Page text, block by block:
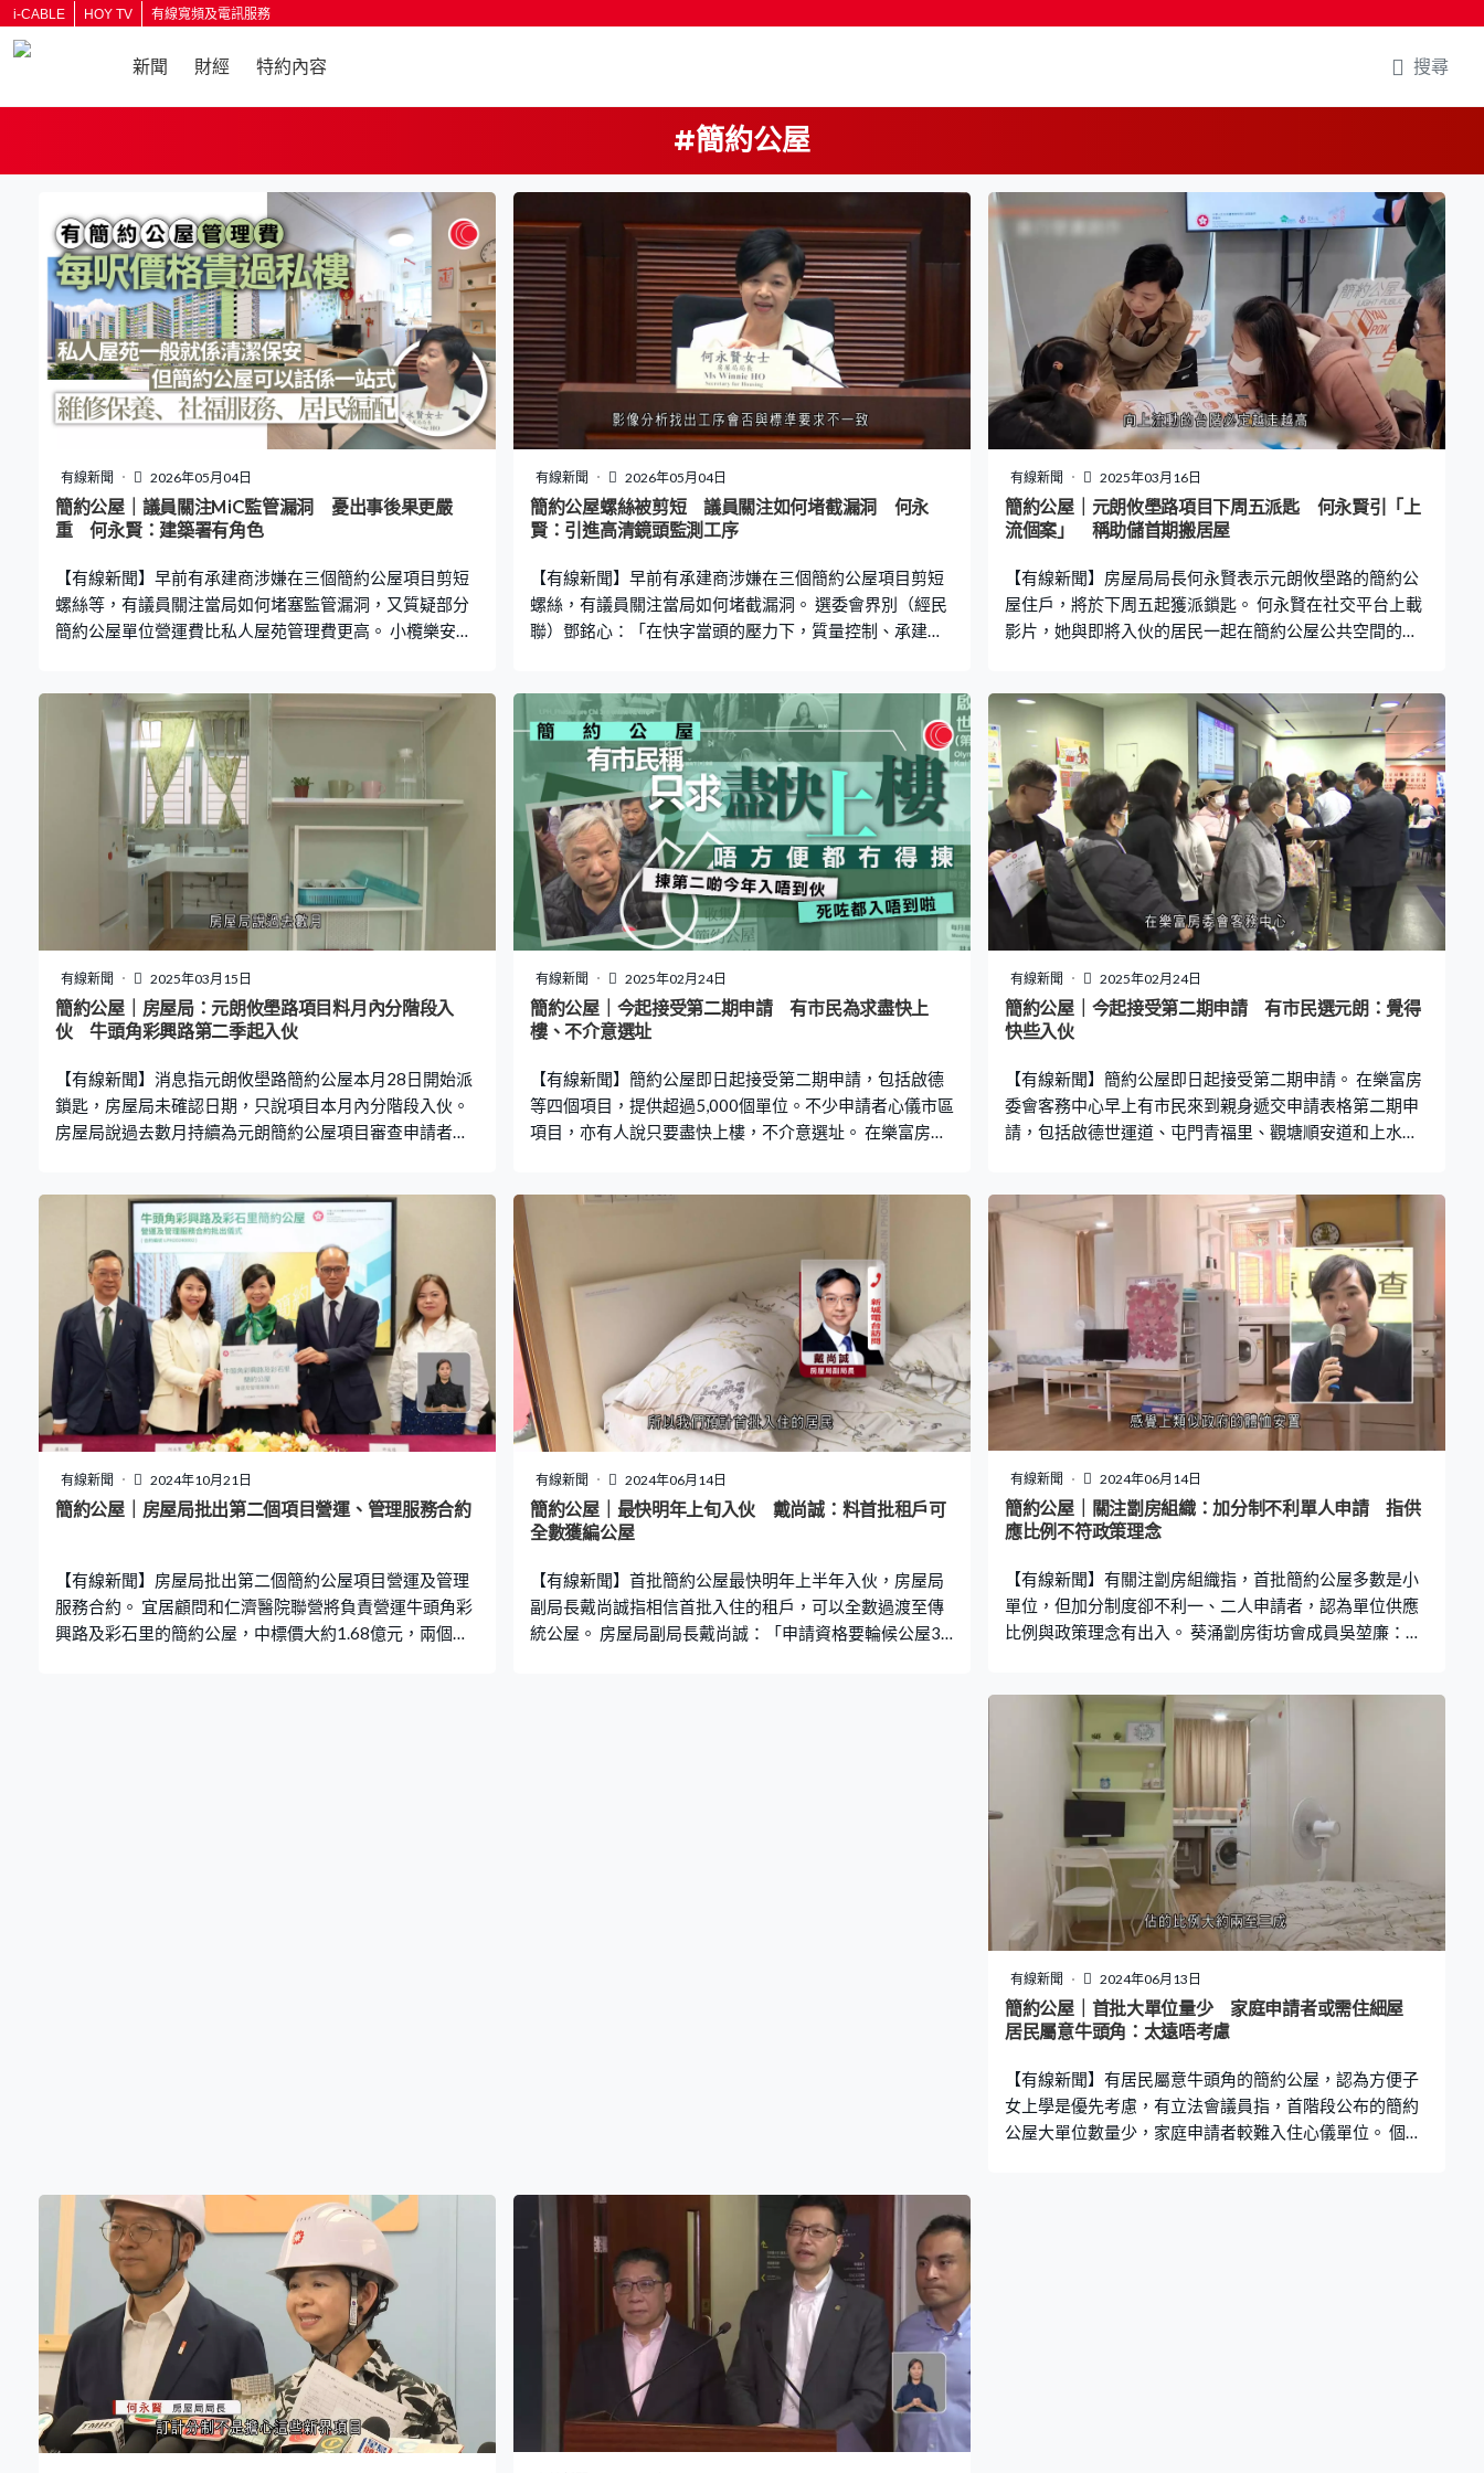
i-CABLE HOY TV 有線寬頻及電訊服務
新聞 財經 特約內容 搜尋
#簡約公屋
按輸入鍵開始搜尋
有線新聞 2026年05月04日
簡約公屋｜議員關注MiC監管漏洞 憂出事後果更嚴
重 何永賢：建築署有角色
【有線新聞】早前有承建商涉嫌在三個簡約公屋項目剪短
螺絲等，有議員關注當局如何堵塞監管漏洞，又質疑部分
簡約公屋單位營運費比私人屋苑管理費更高。 小欖樂安
員關注當局如何加強把關並釐清責任。工程界（經民聯）
卜國明：「中央採購本來沒問題，但在組裝合成法上，可
能有責任誰屬的問題。」選委會界別（經民聯）鄧銘心：
「MiC組裝合成法建築強調預製組件，本來質量應有一致
性，若組裝、驗收、把關不嚴格，後果可能比傳統建築更
嚴重。」 房屋局局長何永賢：「大判承建商責任與供應商
的責任，建築署也有角色。如何將合約很好地融合，中間
銜接有何問題，建築署要幫助解決。工程師如何加密審
查，他們也引進了新科技，用一些更高清鏡頭照着工序，
影像分析，找出工序會否與標準要求不一致。」 房屋局至
今共批出10份簡約公屋營運及管理服務合約，當中每個單
位每月平均營運費用由635至2,727元不等。平均每呎價格
甚至比部分私人屋苑管理費貴，有議員要求當局解釋。房
約公屋可說是一站式，清潔保安、維修保
有線新聞 2026年05月04日
簡約公屋螺絲被剪短 議員關注如何堵截漏洞 何永
賢：引進高清鏡頭監測工序
【有線新聞】早前有承建商涉嫌在三個簡約公屋項目剪短
螺絲，有議員關注當局如何堵截漏洞。 選委會界別（經民
聯）鄧銘心：「在快字當頭的壓力下，質量控制、承建商
嚴格，後果可能比傳統建築更嚴重。」 房屋局局長何永
賢：「現場安裝如何可以監察得更緊密，除了建築署長期
有同事在，工程師如何加密審查？他們也引進了新科技，
用一些更高清鏡頭照著工序、影像分析找出工序會否與標
準要求不一致，監督人員現在也隨身帶著攝錄機。」
有線新聞 2025年03月16日
簡約公屋｜元朗攸壆路項目下周五派匙 何永賢引「上
流個案」 稱助儲首期搬居屋
【有線新聞】房屋局局長何永賢表示元朗攸壆路的簡約公
屋住戶，將於下周五起獲派鎖匙。 何永賢在社交平台上載
影片，她與即將入伙的居民一起在簡約公屋公共空間的牆
支，成功儲下一筆首期，最近已搬進居屋；寄語不論起點
如何，只要有決心為自己走出改變的一步，向上流動的台
階必定會越走越高。
有線新聞 2025年03月15日
簡約公屋｜房屋局：元朗攸壆路項目料月內分階段入
伙 牛頭角彩興路第二季起入伙
【有線新聞】消息指元朗攸壆路簡約公屋本月28日開始派
鎖匙，房屋局未確認日期，只說項目本月內分階段入伙。
房屋局說過去數月持續為元朗簡約公屋項目審查申請者資
本月底開始資格審查程序，預計今年第二季開始分階段入
伙。兩個項目合共有4,440個單位，房屋局早前接獲
14,300份申請。
有線新聞 2025年02月24日
簡約公屋｜今起接受第二期申請 有市民為求盡快上
樓、不介意選址
【有線新聞】簡約公屋即日起接受第二期申請，包括啟德
等四個項目，提供超過5,000個單位。不少申請者心儀市區
項目，亦有人說只要盡快上樓，不介意選址。 在樂富房委
5,060個單位，六成是啟德世運道項目，其餘單位就位於屯
門青福里、觀塘順安道和上水彩園路，月租介乎860至
3,270元，預計今年第四季陸續入伙。 馮女士：「沒有說
哪一區，現時問他能派哪裡便哪裡。（為何不選擇？）選
擇的話當然選市區，元朗太遠但較快。」 溫先生：「屯
門。（為何選擇屯門？）因為我覺得會快些，不方便都沒
有選擇，選擇其他今年不能入伙的話，死了都未能入
伙。」 有申請者住在錦上路的過渡性房屋項目，希望可以
轉到市區的簡約公屋。蔡先生：「我正取綜援，取綜援的
租金貴別人很多，本來1,700元左右，現時收我2,500多
元。這些是800多元而已，又是一人單位、又是市區，乘
車出來都不用太貴。」 合資格申請人士會收到房屋局寄出
的申請表，下月17日或之前交表可獲優先處理，但之後仍
士可以獲優先處理，而
有線新聞 2025年02月24日
簡約公屋｜今起接受第二期申請 有市民選元朗：覺得
快些入伙
【有線新聞】簡約公屋即日起接受第二期申請。 在樂富房
委會客務中心早上有市民來到親身遞交申請表格第二期申
請，包括啟德世運道、屯門青福里、觀塘順安道和上水彩
時問他能派哪裡便哪裡。（為何不選擇？）選擇的話當然
選市區，元朗太遠但較快。」 溫先生：「屯門。（為何選
擇屯門？）因為我覺得會快些，新聞說年尾入伙。」
有線新聞 2024年10月21日
簡約公屋｜房屋局批出第二個項目營運、管理服務合約
【有線新聞】房屋局批出第二個簡約公屋項目營運及管理
服務合約。 宜居顧問和仁濟醫院聯營將負責營運牛頭角彩
興路及彩石里的簡約公屋，中標價大約1.68億元，兩個項
有線新聞 2024年06月14日
簡約公屋｜最快明年上旬入伙 戴尚誠：料首批租戶可
全數獲編公屋
【有線新聞】首批簡約公屋最快明年上半年入伙，房屋局
副局長戴尚誠指相信首批入住的租戶，可以全數過渡至傳
統公屋。 房屋局副局長戴尚誠：「申請資格要輪候公屋3
有線新聞 2024年06月14日
簡約公屋｜關注劏房組織：加分制不利單人申請 指供
應比例不符政策理念
【有線新聞】有關注劏房組織指，首批簡約公屋多數是小
單位，但加分制度卻不利一、二人申請者，認為單位供應
比例與政策理念有出入。 葵涌劏房街坊會成員吳堃廉：
相似有利於這類別的人士，偏向不利於單身或獨居人士，
但其實整體七至八成單位卻是單身人士，這裏便有點奇
有線新聞 2024年06月13日
簡約公屋｜首批大單位量少 家庭申請者或需住細屋
居民屬意牛頭角：太遠唔考慮
【有線新聞】有居民屬意牛頭角的簡約公屋，認為方便子
女上學是優先考慮，有立法會議員指，首階段公布的簡約
公屋大單位數量少，家庭申請者較難入住心儀單位。 個土